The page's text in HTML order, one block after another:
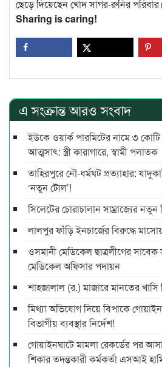
ছেড়ে দিয়েছেন খোদ সাগর-রুনির
Sharing is caring!
এ সংক্রান্ত আরও সংবাদ
ইউকে ওয়ার্ক পারমিটের নামে ৩
আত্মসাৎ: স্ত্রী কারাগারে, স্বামী পলাতক
তাহিরপুরে নৌ-ধর্মঘট প্রত্যাহার:
‘নতুন টোল’!
সিলেটের চোরাচালান সাম্রাজ্যের নতুন
লালপুর ফাঁড়ি ইনচার্জের বিরুদ্ধে
ওসমানী মেডিকেল ছাত্রলীগের
মেডিকেল অফিসার পদায়ন
শাহজালাল (র.) মাজারে মানতের
মিথ্যা অভিযোগ দিয়ে বিপাকে
বিভাগীয় ব্যবস্থার নির্দেশ!
গোয়াইনঘাটে মামলা রেকর্ডের পর
শিকার তদন্তকারী কর্মকর্তা এসআই